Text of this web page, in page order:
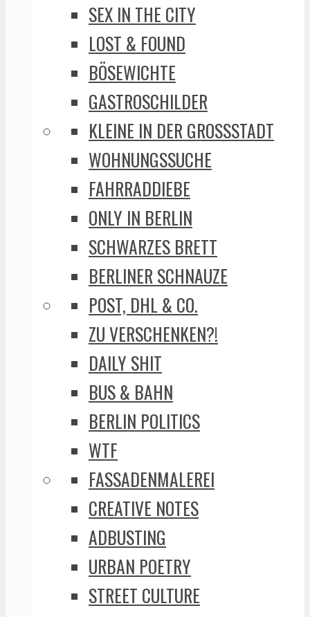
SEX IN THE CITY
LOST & FOUND
BÖSEWICHTE
GASTROSCHILDER
KLEINE IN DER GROSSSTADT
WOHNUNGSSUCHE
FAHRRADDIEBE
ONLY IN BERLIN
SCHWARZES BRETT
BERLINER SCHNAUZE
POST, DHL & CO.
ZU VERSCHENKEN?!
DAILY SHIT
BUS & BAHN
BERLIN POLITICS
WTF
FASSADENMALEREI
CREATIVE NOTES
ADBUSTING
URBAN POETRY
STREET CULTURE